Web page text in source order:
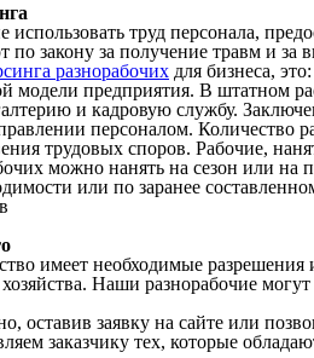
труд персонала,
по закону за получение травм и за
разнорабочих для бизнеса, это:
модели предприятия. В штатном
и кадровую службу.
персоналом. Количество
трудовых споров. Рабочие,
можно нанять на сезон или
или по заранее
имеет необходимые
Наши разнорабочие
оставив заявку на сайте или
заказчику тех, которые